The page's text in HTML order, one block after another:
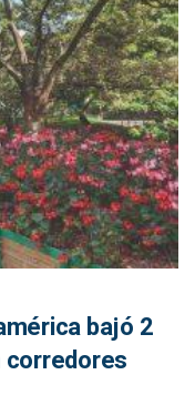
bajó 2
corredores